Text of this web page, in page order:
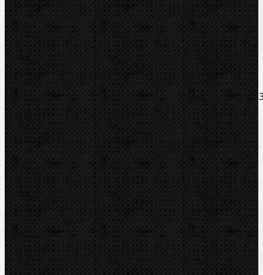
Popis
Soubory/Odkazy
Zařazení
Komentáře (0)
Pro přístroje LEISTER Hot Jet S. Leister tryska zploštělá
x 1,5 mm. Násuvní hrdlo ø 21,3mm. Délka 40 mm.
Soubory/Odkazy
Katalogový list
Zařazení
Svářečky plastů
Svářečky plastů / Horkovzdušné
Komentáře